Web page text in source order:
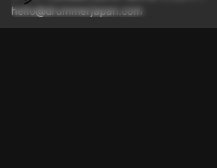
hello@drummerjapan.com